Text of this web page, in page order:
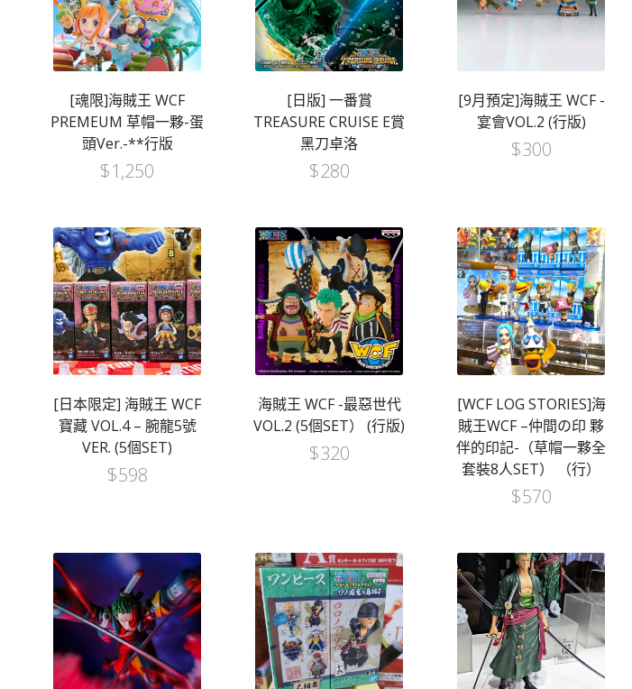
[魂限]海賊王 WCF
PREMEUM 草帽一夥-蛋
頭Ver.-**行版
$1,250
[日版] 一番賞
TREASURE CRUISE E賞
黑刀卓洛
$280
[9月預定]海賊王 WCF -
宴會VOL.2 (行版)
$300
[日本限定] 海賊王 WCF
寶藏 VOL.4 – 腕龍5號
VER. (5個SET)
$598
海賊王 WCF -最惡世代
VOL.2 (5個SET） (行版)
$320
[WCF LOG STORIES]海
賊王WCF –仲間の印 夥
伴的印記-（草帽一夥全
套裝8人SET） （行）
$570